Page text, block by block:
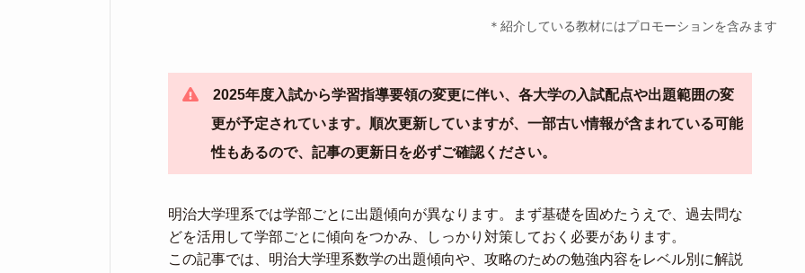
＊紹介している教材にはプロモーションを含みます
2025年度入試から学習指導要領の変更に伴い、各大学の入試配点や出題範囲の変
更が予定されています。順次更新していますが、一部古い情報が含まれている可能
性もあるので、記事の更新日を必ずご確認ください。
明治大学理系では学部ごとに出題傾向が異なります。まず基礎を固めたうえで、過去問な
どを活用して学部ごとに傾向をつかみ、しっかり対策しておく必要があります。
この記事では、明治大学理系数学の出題傾向や、攻略のための勉強内容をレベル別に解説